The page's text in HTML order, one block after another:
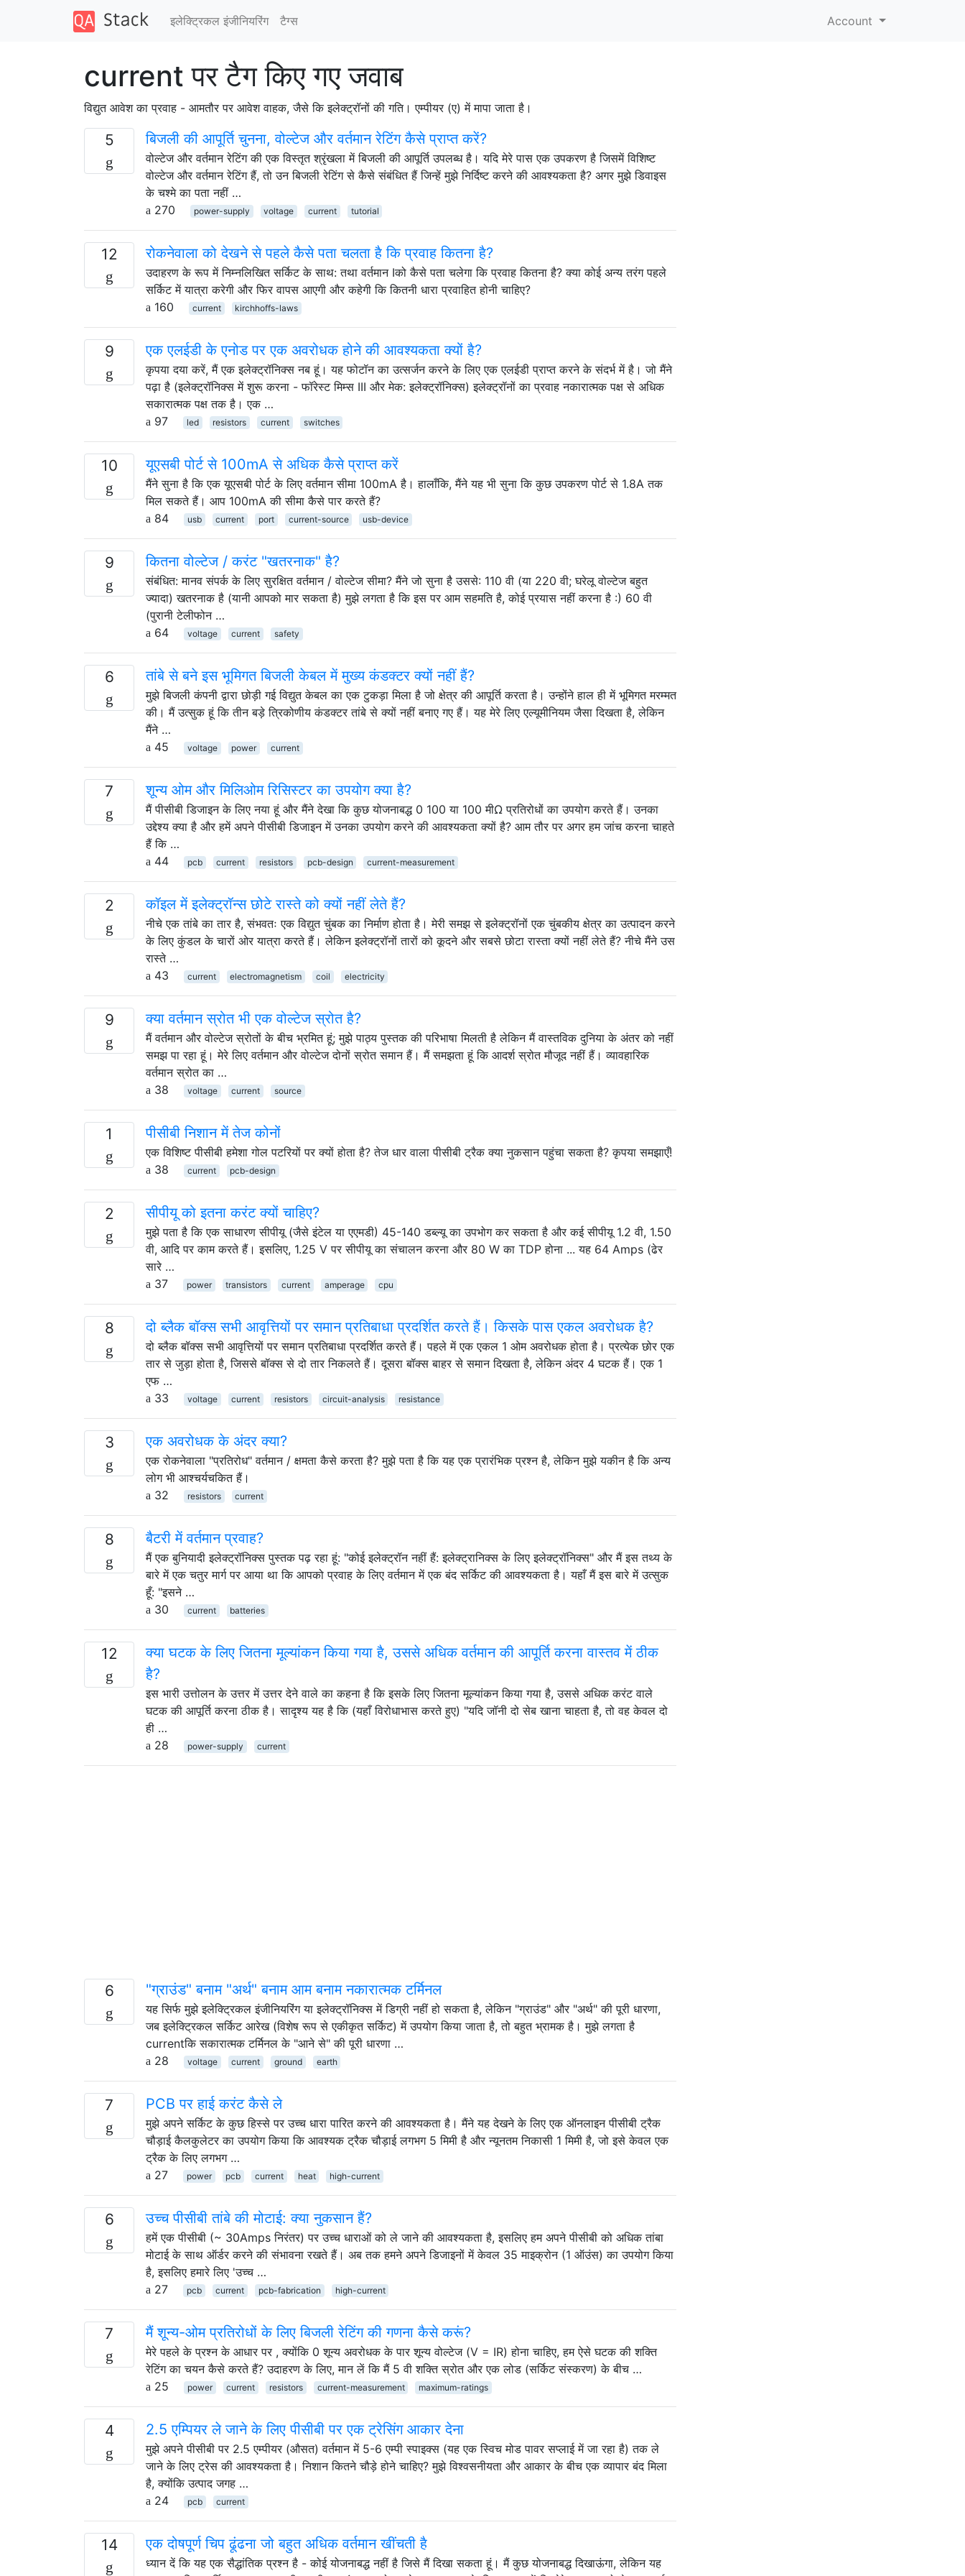
इलेक्ट्रिकल इंजीनियरिंग टैग्‍स Account
current पर टैग किए गए जवाब
विद्युत आवेश का प्रवाह - आमतौर पर आवेश वाहक, जैसे कि इलेक्ट्रॉनों की गति। एम्पीयर (ए) में मापा जाता है।
5 बिजली की आपूर्ति चुनना, वोल्टेज और वर्तमान रेटिंग कैसे प्राप्त करें?
वोल्टेज और वर्तमान रेटिंग की एक विस्तृत श्रृंखला में बिजली की आपूर्ति उपलब्ध है। यदि मेरे पास एक उपकरण है जिसमें विशिष्ट
वोल्टेज और वर्तमान रेटिंग हैं, तो उन बिजली रेटिंग से कैसे संबंधित हैं जिन्हें मुझे निर्दिष्ट करने की आवश्यकता है? अगर मुझे डिवाइस
के चश्मे का पता नहीं …
270
power-supply voltage current tutorial
12 रोकनेवाला को देखने से पहले कैसे पता चलता है कि प्रवाह कितना है?
उदाहरण के रूप में निम्नलिखित सर्किट के साथ: तथा वर्तमान Iको कैसे पता चलेगा कि प्रवाह कितना है? क्या कोई अन्य तरंग पहले
सर्किट में यात्रा करेगी और फिर वापस आएगी और कहेगी कि कितनी धारा प्रवाहित होनी चाहिए?
160
current kirchhoffs-laws
9 एक एलईडी के एनोड पर एक अवरोधक होने की आवश्यकता क्यों है?
कृपया दया करें, मैं एक इलेक्ट्रॉनिक्स नब हूं। यह फोटॉन का उत्सर्जन करने के लिए एक एलईडी प्राप्त करने के संदर्भ में है। जो मैंने
पढ़ा है (इलेक्ट्रॉनिक्स में शुरू करना - फॉरेस्ट मिम्स III और मेक: इलेक्ट्रॉनिक्स) इलेक्ट्रॉनों का प्रवाह नकारात्मक पक्ष से अधिक
सकारात्मक पक्ष तक है। एक …
97
led resistors current switches
10 यूएसबी पोर्ट से 100mA से अधिक कैसे प्राप्त करें
मैंने सुना है कि एक यूएसबी पोर्ट के लिए वर्तमान सीमा 100mA है। हालाँकि, मैंने यह भी सुना कि कुछ उपकरण पोर्ट से 1.8A तक
मिल सकते हैं। आप 100mA की सीमा कैसे पार करते हैं?
84
usb current port current-source usb-device
9 कितना वोल्टेज / करंट "खतरनाक" है?
संबंधित: मानव संपर्क के लिए सुरक्षित वर्तमान / वोल्टेज सीमा? मैंने जो सुना है उससे: 110 वी (या 220 वी; घरेलू वोल्टेज बहुत
ज्यादा) खतरनाक है (यानी आपको मार सकता है) मुझे लगता है कि इस पर आम सहमति है, कोई प्रयास नहीं करना है :) 60 वी
(पुरानी टेलीफोन …
64
voltage current safety
6 तांबे से बने इस भूमिगत बिजली केबल में मुख्य कंडक्टर क्यों नहीं हैं?
मुझे बिजली कंपनी द्वारा छोड़ी गई विद्युत केबल का एक टुकड़ा मिला है जो क्षेत्र की आपूर्ति करता है। उन्होंने हाल ही में भूमिगत मरम्मत
की। मैं उत्सुक हूं कि तीन बड़े त्रिकोणीय कंडक्टर तांबे से क्यों नहीं बनाए गए हैं। यह मेरे लिए एल्यूमीनियम जैसा दिखता है, लेकिन
मैंने …
45
voltage power current
7 शून्य ओम और मिलिओम रिसिस्टर का उपयोग क्या है?
मैं पीसीबी डिजाइन के लिए नया हूं और मैंने देखा कि कुछ योजनाबद्ध 0 100 या 100 मीΩ प्रतिरोधों का उपयोग करते हैं। उनका
उद्देश्य क्या है और हमें अपने पीसीबी डिजाइन में उनका उपयोग करने की आवश्यकता क्यों है? आम तौर पर अगर हम जांच करना चाहते
हैं कि …
44
pcb current resistors pcb-design current-measurement
2 कॉइल में इलेक्ट्रॉन्स छोटे रास्ते को क्यों नहीं लेते हैं?
नीचे एक तांबे का तार है, संभवतः एक विद्युत चुंबक का निर्माण होता है। मेरी समझ से इलेक्ट्रॉनों एक चुंबकीय क्षेत्र का उत्पादन करने
के लिए कुंडल के चारों ओर यात्रा करते हैं। लेकिन इलेक्ट्रॉनों तारों को कूदने और सबसे छोटा रास्ता क्यों नहीं लेते हैं? नीचे मैंने उस
रास्ते …
43
current electromagnetism coil electricity
9 क्या वर्तमान स्रोत भी एक वोल्टेज स्रोत है?
मैं वर्तमान और वोल्टेज स्रोतों के बीच भ्रमित हूं; मुझे पाठ्य पुस्तक की परिभाषा मिलती है लेकिन मैं वास्तविक दुनिया के अंतर को नहीं
समझ पा रहा हूं। मेरे लिए वर्तमान और वोल्टेज दोनों स्रोत समान हैं। मैं समझता हूं कि आदर्श स्रोत मौजूद नहीं हैं। व्यावहारिक
वर्तमान स्रोत का …
38
voltage current source
1 पीसीबी निशान में तेज कोनों
एक विशिष्ट पीसीबी हमेशा गोल पटरियों पर क्यों होता है? तेज धार वाला पीसीबी ट्रैक क्या नुकसान पहुंचा सकता है? कृपया समझाएँ!
38
current pcb-design
2 सीपीयू को इतना करंट क्यों चाहिए?
मुझे पता है कि एक साधारण सीपीयू (जैसे इंटेल या एएमडी) 45-140 डब्ल्यू का उपभोग कर सकता है और कई सीपीयू 1.2 वी, 1.50
वी, आदि पर काम करते हैं। इसलिए, 1.25 V पर सीपीयू का संचालन करना और 80 W का TDP होना ... यह 64 Amps (ढेर
सारे …
37
power transistors current amperage cpu
8 दो ब्लैक बॉक्स सभी आवृत्तियों पर समान प्रतिबाधा प्रदर्शित करते हैं। किसके पास एकल अवरोधक है?
दो ब्लैक बॉक्स सभी आवृत्तियों पर समान प्रतिबाधा प्रदर्शित करते हैं। पहले में एक एकल 1 ओम अवरोधक होता है। प्रत्येक छोर एक
तार से जुड़ा होता है, जिससे बॉक्स से दो तार निकलते हैं। दूसरा बॉक्स बाहर से समान दिखता है, लेकिन अंदर 4 घटक हैं। एक 1
एफ …
33
voltage current resistors circuit-analysis resistance
3 एक अवरोधक के अंदर क्या?
एक रोकनेवाला "प्रतिरोध" वर्तमान / क्षमता कैसे करता है? मुझे पता है कि यह एक प्रारंभिक प्रश्न है, लेकिन मुझे यकीन है कि अन्य
लोग भी आश्चर्यचकित हैं।
32
resistors current
8 बैटरी में वर्तमान प्रवाह?
मैं एक बुनियादी इलेक्ट्रॉनिक्स पुस्तक पढ़ रहा हूं: "कोई इलेक्ट्रॉन नहीं हैं: इलेक्ट्रानिक्स के लिए इलेक्ट्रॉनिक्स" और मैं इस तथ्य के
बारे में एक चतुर मार्ग पर आया था कि आपको प्रवाह के लिए वर्तमान में एक बंद सर्किट की आवश्यकता है। यहाँ मैं इस बारे में उत्सुक
हूँ: "इसने …
30
current batteries
12
क्या घटक के लिए जितना मूल्यांकन किया गया है, उससे अधिक वर्तमान की आपूर्ति करना वास्तव में ठीक
है?
इस भारी उत्तोलन के उत्तर में उत्तर देने वाले का कहना है कि इसके लिए जितना मूल्यांकन किया गया है, उससे अधिक करंट वाले
घटक की आपूर्ति करना ठीक है। सादृश्य यह है कि (यहाँ विरोधाभास करते हुए) "यदि जॉनी दो सेब खाना चाहता है, तो वह केवल दो
ही …
28
power-supply current
6 "ग्राउंड" बनाम "अर्थ" बनाम आम बनाम नकारात्मक टर्मिनल
यह सिर्फ मुझे इलेक्ट्रिकल इंजीनियरिंग या इलेक्ट्रॉनिक्स में डिग्री नहीं हो सकता है, लेकिन "ग्राउंड" और "अर्थ" की पूरी धारणा,
जब इलेक्ट्रिकल सर्किट आरेख (विशेष रूप से एकीकृत सर्किट) में उपयोग किया जाता है, तो बहुत भ्रामक है। मुझे लगता है
currentकि सकारात्मक टर्मिनल के "आने से" की पूरी धारणा …
28
voltage current ground earth
7 PCB पर हाई करंट कैसे ले
मुझे अपने सर्किट के कुछ हिस्से पर उच्च धारा पारित करने की आवश्यकता है। मैंने यह देखने के लिए एक ऑनलाइन पीसीबी ट्रैक
चौड़ाई कैलकुलेटर का उपयोग किया कि आवश्यक ट्रैक चौड़ाई लगभग 5 मिमी है और न्यूनतम निकासी 1 मिमी है, जो इसे केवल एक
ट्रैक के लिए लगभग …
27
power pcb current heat high-current
6 उच्च पीसीबी तांबे की मोटाई: क्या नुकसान हैं?
हमें एक पीसीबी (~ 30Amps निरंतर) पर उच्च धाराओं को ले जाने की आवश्यकता है, इसलिए हम अपने पीसीबी को अधिक तांबा
मोटाई के साथ ऑर्डर करने की संभावना रखते हैं। अब तक हमने अपने डिजाइनों में केवल 35 माइक्रोन (1 ऑउंस) का उपयोग किया
है, इसलिए हमारे लिए 'उच्च …
27
pcb current pcb-fabrication high-current
7 मैं शून्य-ओम प्रतिरोधों के लिए बिजली रेटिंग की गणना कैसे करूं?
मेरे पहले के प्रश्न के आधार पर , क्योंकि 0 शून्य अवरोधक के पार शून्य वोल्टेज (V = IR) होना चाहिए, हम ऐसे घटक की शक्ति
रेटिंग का चयन कैसे करते हैं? उदाहरण के लिए, मान लें कि मैं 5 वी शक्ति स्रोत और एक लोड (सर्किट संस्करण) के बीच …
25
power current resistors current-measurement maximum-ratings
4 2.5 एम्पियर ले जाने के लिए पीसीबी पर एक ट्रेसिंग आकार देना
मुझे अपने पीसीबी पर 2.5 एम्पीयर (औसत) वर्तमान में 5-6 एम्पी स्पाइक्स (यह एक स्विच मोड पावर सप्लाई में जा रहा है) तक ले
जाने के लिए ट्रेस की आवश्यकता है। निशान कितने चौड़े होने चाहिए? मुझे विश्वसनीयता और आकार के बीच एक व्यापार बंद मिला
है, क्योंकि उत्पाद जगह …
24
pcb current
14 एक दोषपूर्ण चिप ढूंढना जो बहुत अधिक वर्तमान खींचती है
ध्यान दें कि यह एक सैद्धांतिक प्रश्न है - कोई योजनाबद्ध नहीं है जिसे मैं दिखा सकता हूं। मैं कुछ योजनाबद्ध दिखाऊंगा, लेकिन यह